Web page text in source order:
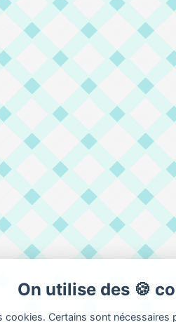
On utilise des 🍪
cookies. Certains sont